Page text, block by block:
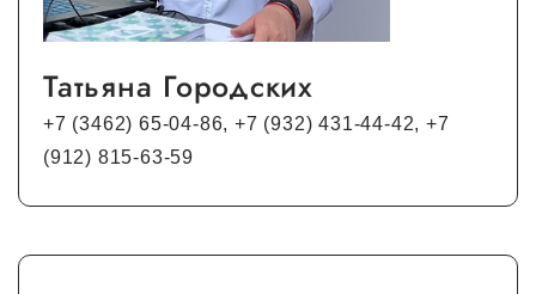
Татьяна Городских
+7 (3462) 65-04-86, +7 (932) 431-44-42, +7
(912) 815-63-59